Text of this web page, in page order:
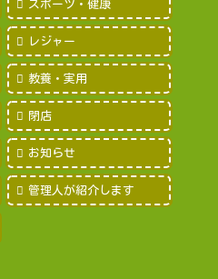
スポーツ・健康
レジャー
教養・実用
閉店
お知らせ
管理人が紹介します